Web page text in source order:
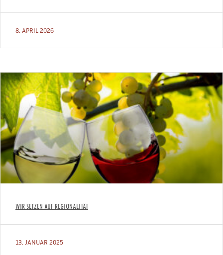
8. APRIL 2026
WIR SETZEN AUF REGIONALITÄT
13. JANUAR 2025